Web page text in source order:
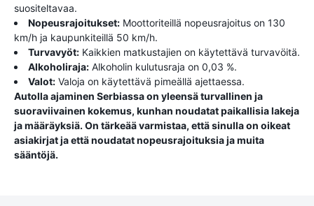
suositeltavaa.
Nopeusrajoitukset: Moottoriteillä nopeusrajoitus on 130
km/h ja kaupunkiteillä 50 km/h.
Turvavyöt: Kaikkien matkustajien on käytettävä turvavöitä.
Alkoholiraja: Alkoholin kulutusraja on 0,03 %.
Valot: Valoja on käytettävä pimeällä ajettaessa.
Autolla ajaminen Serbiassa on yleensä turvallinen ja
suoraviivainen kokemus, kunhan noudatat paikallisia lakeja
ja määräyksiä. On tärkeää varmistaa, että sinulla on oikeat
asiakirjat ja että noudatat nopeusrajoituksia ja muita
sääntöjä.